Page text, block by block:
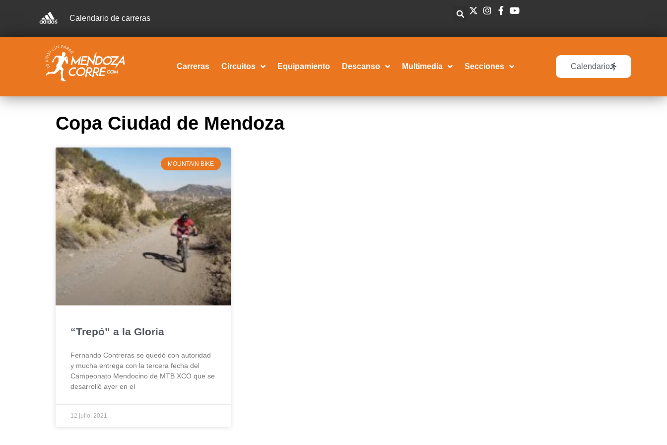
Calendario de carreras
Carreras Circuitos Equipamiento Descanso Multimedia Secciones Calendario
Copa Ciudad de Mendoza
MOUNTAIN BIKE
“Trepó” a la Gloria
Fernando Contreras se quedó con autoridad
y mucha entrega con la tercera fecha del
Campeonato Mendocino de MTB XCO que se
desarrolló ayer en el
12 julio, 2021